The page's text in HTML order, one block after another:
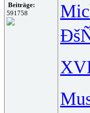
Beiträge:
591758